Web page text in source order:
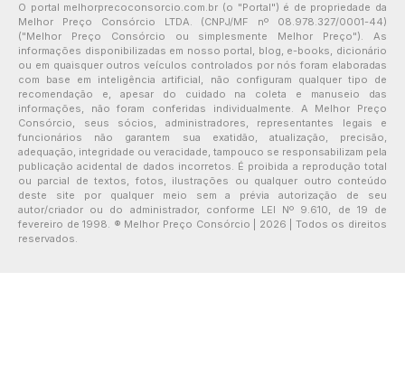
O portal melhorprecoconsorcio.com.br (o "Portal") é de propriedade da
Melhor Preço Consórcio LTDA. (CNPJ/MF nº 08.978.327/0001-44)
("Melhor Preço Consórcio ou simplesmente Melhor Preço"). As
informações disponibilizadas em nosso portal, blog, e-books, dicionário
ou em quaisquer outros veículos controlados por nós foram elaboradas
com base em inteligência artificial, não configuram qualquer tipo de
recomendação e, apesar do cuidado na coleta e manuseio das
informações, não foram conferidas individualmente. A Melhor Preço
Consórcio, seus sócios, administradores, representantes legais e
funcionários não garantem sua exatidão, atualização, precisão,
adequação, integridade ou veracidade, tampouco se responsabilizam pela
publicação acidental de dados incorretos. É proibida a reprodução total
ou parcial de textos, fotos, ilustrações ou qualquer outro conteúdo
deste site por qualquer meio sem a prévia autorização de seu
autor/criador ou do administrador, conforme LEI Nº 9.610, de 19 de
fevereiro de 1998. ® Melhor Preço Consórcio | 2026 | Todos os direitos
reservados.